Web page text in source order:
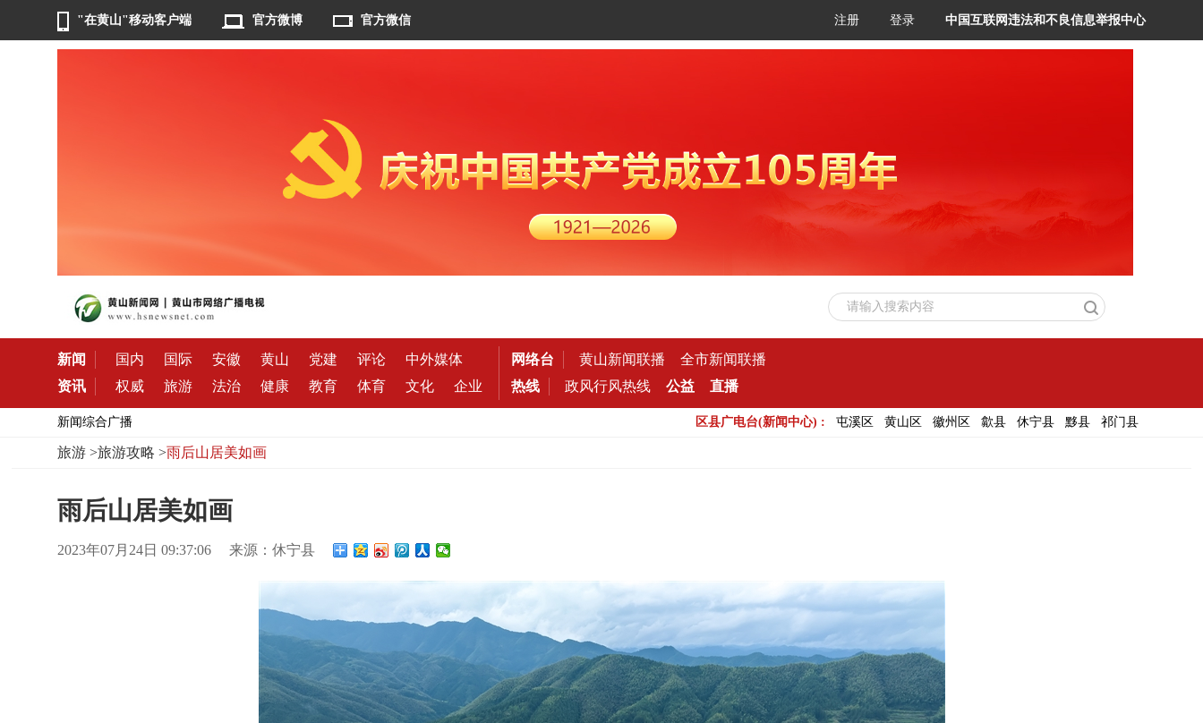
"在黄山"移动客户端 官方微博 官方微信 注册 登录 中国互联网违法和不良信息举报中心
请输入搜索内容
新闻 国内 国际 安徽 黄山 党建 评论
中外媒体
资讯
权威 旅游 法治 健康 教育 体育 文化 企业
网络台 黄山新闻联播
全市新闻联播
热线
政风行风热线 公益 直播
新闻综合广播 区县广电台(新闻中心) : 屯溪区 黄山区 徽州区 歙县 休宁县 黟县 祁门县
旅游>旅游攻略 >雨后山居美如画
雨后山居美如画
2023年07月24日 09:37:06 来源：休宁县